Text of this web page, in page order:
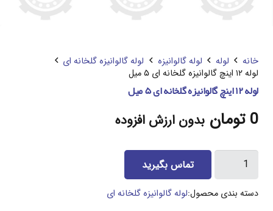
خانه لوله لوله گالوانیزه
لوله گالوانیزه گلخانه ای
لوله ۱۲ اینچ گالوانیزه گلخانه ای ۵ میل
لوله ۱۲ اینچ گالوانیزه گلخانه ای ۵ میل
0 تومان بدون ارزش افزوده
لوله
اینچ
تماس بگیرید
دسته بندی محصول:لوله گالوانیزه گلخانه ای